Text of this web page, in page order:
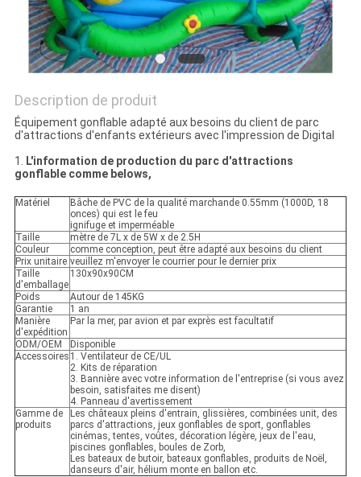
Description de produit
Équipement gonflable adapté aux besoins du client de parc
d'attractions d'enfants extérieurs avec l'impression de Digital
1. L'information de production du parc d'attractions
gonflable comme belows,
Matériel
Bâche de PVC de la qualité marchande 0.55mm (1000D, 18
onces) qui est le feu
ignifuge et imperméable
Taille
mètre de 7L x de 5W x de 2.5H
Couleur
comme conception, peut être adapté aux besoins du client
Prix unitaire veuillez m'envoyer le courrier pour le dernier prix
Taille
d'emballage
130x90x90CM
Poids
Autour de 145KG
Garantie
1 an
Manière
d'expédition
Par la mer, par avion et par exprès est facultatif
ODM/OEM
Disponible
Accessoires 1. Ventilateur de CE/UL
2. Kits de réparation
3. Bannière avec votre information de l'entreprise (si vous avez
besoin, satisfaites me disent)
4. Panneau d'avertissement
Gamme de
produits
Les châteaux pleins d'entrain, glissières, combinées unit, des
parcs d'attractions, jeux gonflables de sport, gonflables
cinémas, tentes, voûtes, décoration légère, jeux de l'eau,
piscines gonflables, boules de Zorb,
Les bateaux de butoir, bateaux gonflables, produits de Noël,
danseurs d'air, hélium monte en ballon etc.